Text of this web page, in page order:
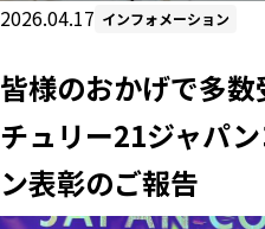
2026.04.17 インフォメーション
皆様のおかげで多
チュリー21ジャパ
ン表彰のご報告